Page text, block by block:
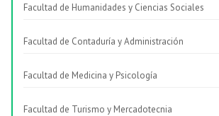
Facultad de Humanidades y Ciencias Sociales
Facultad de Contaduría y Administración
Facultad de Medicina y Psicología
Facultad de Turismo y Mercadotecnia